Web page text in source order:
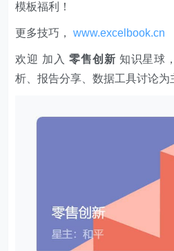
模板福利​​​​！
更多技巧，www.excelbook.cn
欢迎 加入 零售创新 知识星球
析、报告分享、数据工具讨论为